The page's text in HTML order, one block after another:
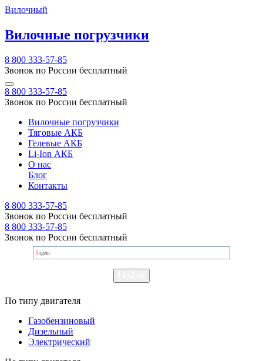
Вилочный
Вилочные погрузчики
8 800 333-57-85
Звонок по России бесплатный
8 800 333-57-85
Звонок по России бесплатный
Вилочные погрузчики
Тяговые АКБ
Гелевые АКБ
Li-Ion АКБ
О нас
Блог
Контакты
8 800 333-57-85
Звонок по России бесплатный
8 800 333-57-85
Звонок по России бесплатный
По типу двигателя
Газобензиновый
Дизельный
Электрический